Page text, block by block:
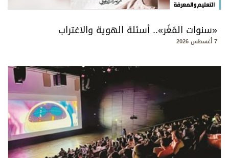
التعليم والمعرفة
«سنوات المَغَر».. أسئلة الهوية والاغتراب
7 أغسطس 2026